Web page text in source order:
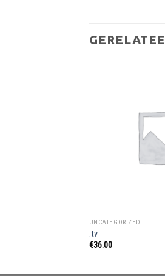
UNCATEGORIZED
.tv
€36.00